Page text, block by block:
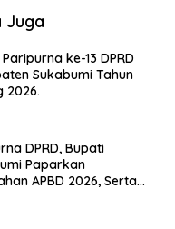
Juga
ke-13 DPRD
Sukabumi Tahun
2026.
DPRD, Bupati
Paparkan
APBD 2026, Serta